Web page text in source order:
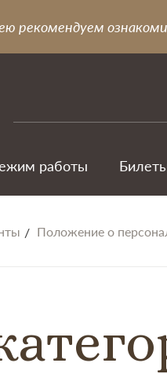
рекомендуем
работы
Положение о